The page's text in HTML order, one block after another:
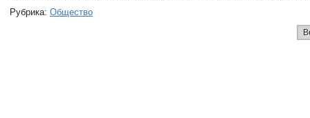
Рубрика: Общество